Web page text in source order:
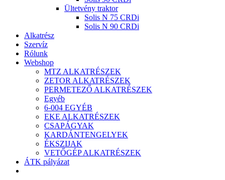
Ültetvény traktor
Solis N 75 CRDi
Solis N 90 CRDi
Alkatrész
Szervíz
Rólunk
Webshop
MTZ ALKATRÉSZEK
ZETOR ALKATRÉSZEK
PERMETEZŐ ALKATRÉSZEK
Egyéb
6-004 EGYÉB
EKE ALKATRÉSZEK
CSAPÁGYAK
KARDÁNTENGELYEK
ÉKSZIJAK
VETŐGÉP ALKATRÉSZEK
ÁTK pályázat